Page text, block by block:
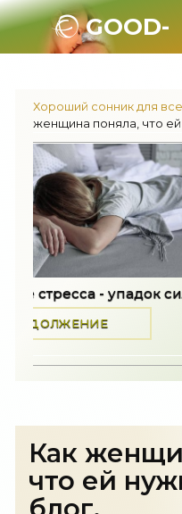
GOOD-
Хороший сонник для
женщина поняла, что
упадок сил..
Как
что ей